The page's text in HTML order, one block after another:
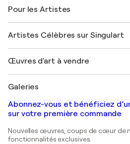
Offrir une carte cadeau
Rejoignez notre programme
Mon compte
+33 1 76 44 06 42
FAQ
Magazine Singulart
Emplois
Découvrez une sélection d'art
Pour les Artistes
Se connecter en tant qu'Artiste
Artistes Célèbres sur Singulart
Marc Chagall
Banksy
Mr. Brainwash
Shepard Fairey
Œuvres d'art à vendre
Tableaux abstraits à vendre
Peintures de paysage
Estampes
Peintures acryliques
Galeries
Galeries d'art en France
Galeries d'art en Belgique
Abonnez-vous et bénéficiez
sur votre première commande
Nouvelles œuvres, coups de cœur de
fonctionnalités exclusives.